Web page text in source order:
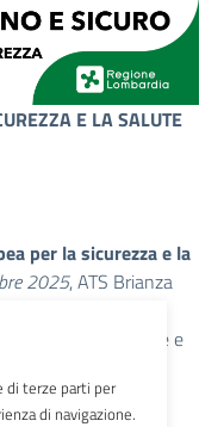
E LA SALUTE
per la sicurezza e la
2025, ATS Brianza
sicurezza
di prevenire e
e di
di terze parti per
di navigazione.